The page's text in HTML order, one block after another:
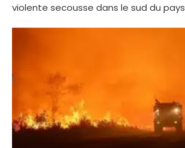
violente secousse dans le sud du pays